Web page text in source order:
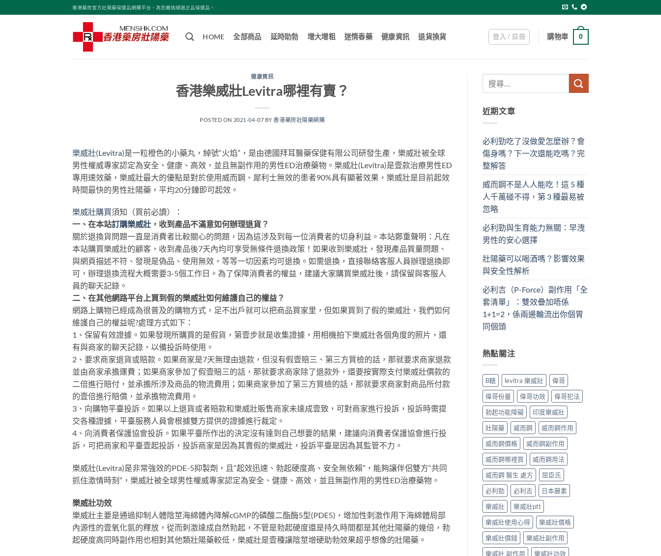
to
香港藥房官方壯陽藥保健品網購平台，為您嚴挑細選正品保健品。
HOME 全部商品 延時助勃 增大增粗 迷情春藥 健康資訊 退貨換貨 登入 / 註冊 購物車 0
健康資訊
香港樂威壯Levitra哪裡有賣？
POSTED ON 2021-04-07 BY香港藥房壯陽藥網購
樂威壯(Levitra)是一粒橙色的小藥丸，綽號“火焰”，是由德國拜耳醫藥保健有限公司研發生產，樂威壯被全球
男性權威專家認定為安全、健康、高效，並且無副作用的男性ED治療藥物。樂威壯(Levitra)是壹款治療男性ED
專用速效藥，樂威壯最大的優點是對於使用威而鋼、犀利士無效的患者90%具有顯著效果，樂威壯是目前起效
時間最快的男性壯陽藥，平均20分鐘即可起效。
樂威壯購買須知（買前必讀）：
一、在本站訂購樂威壯 ，收到產品不滿意如何辦理退貨？
關於退換貨問題一直是消費者比較關心的問題，因為這涉及到每一位消費者的切身利益。本站鄭重聲明：凡在
本站購買樂威壯的顧客，收到產品後7天內均可享受無條件退換政策！如果收到樂威壯，發現產品質量問題、
與網頁描述不符、發現是偽品、使用無效，等等一切因素均可退換。如需退換，直接聯絡客服人員辦理退換即
可，辦理退換流程大概需要3-5個工作日。為了保障消費者的權益，建議大家購買樂威壯後，請保留與客服人
員的聊天記錄。
二、在其他網路平台上買到假的樂威壯如何維護自己的權益？
網路上購物已經成為很普及的購物方式，足不出戶就可以把商品買家里，但如果買到了假的樂威壯，我們如何
維護自己的權益呢?處理方式如下：
1、保留有效證據。如果發現所購買的是假貨，第壹步就是收集證據，用相機拍下樂威壯各個角度的照片，還
有與商家的聊天記錄，以備投訴時使用。
2、要求商家退貨或賠款。如果商家是7天無理由退款，但沒有假壹賠三、第三方質檢的話，那就要求商家退款
並由商家承擔運費；如果商家參加了假壹賠三的話，那就要求商家除了退款外，還要按實際支付樂威壯價款的
二倍進行賠付，並承擔所涉及商品的物流費用；如果商家參加了第三方質檢的話，那就要求商家對商品所付款
的壹倍進行賠償，並承擔物流費用。
3、向購物平臺投訴。如果以上退貨或者賠款和樂威壯販售商家未達成壹致，可對商家進行投訴，投訴時需提
交各種證據，平臺服務人員會根據雙方提供的證據進行裁定。
4、向消費者保護協會投訴。如果平臺所作出的決定沒有達到自己想要的結果，建議向消費者保護協會進行投
訴，可把商家和平臺壹起投訴，投訴商家是因為其賣假的樂威壯，投訴平臺是因為其監管不力。
樂威壯(Levitra)是非常強效的PDE-5抑製劑，且“起效迅速、勃起硬度高、安全無依賴”，能夠讓伴侶雙方“共同
抓住激情時刻”，樂威壯被全球男性權威專家認定為安全、健康、高效，並且無副作用的男性ED治療藥物。
樂威壯功效
樂威壯主要是通過抑制人體陰莖海綿體內降解cGMP的磷酸二酯酶5型(PDE5)，增加性刺激作用下海綿體局部
內源性的壹氧化氮的釋放，從而刺激達成自然勃起，不管是勃起硬度還是持久時間都是其他壯陽藥的幾倍，勃
起硬度高同時副作用也相對其他類壯陽藥較低，樂威壯是壹種讓陰莖增硬助勃效果超乎想像的壯陽藥。
近期文章
必利勁吃了沒做愛怎麼辦？會
傷身嗎？下一次還能吃嗎？完
整解答
威而鋼不是人人能吃！這 5 種
人千萬碰不得，第 3 種最易被
忽略
必利勁與生育能力無關：早洩
男性的安心選擇
壯陽藥可以喝酒嗎？影響效果
與安全性解析
必利吉（P-Force）副作用「全
套清單」：雙效疊加唔係
1+1=2，係兩邊輪流出你個胃
同個頭
熱點關注
B糖 levitra 樂威壯
偉哥
偉哥份量
偉哥功效
偉哥犯法
勃起功能障礙
印度樂威壯
壯陽藥
威而鋼
威而鋼作用
威而鋼價格
威而鋼副作用
威而鋼哪裡買
威而鋼用法
威而鋼 醫生 處方
屈臣氏
必利勁
必利吉
日本藤素
樂威壯
樂威壯ptt
樂威壯使用心得
樂威壯價格
樂威壯價錢
樂威壯副作用
樂威壯 副作用
樂威壯功效